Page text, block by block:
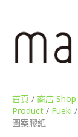
首頁 / 商店 Shop
Product / Fueki /
圖案膠紙